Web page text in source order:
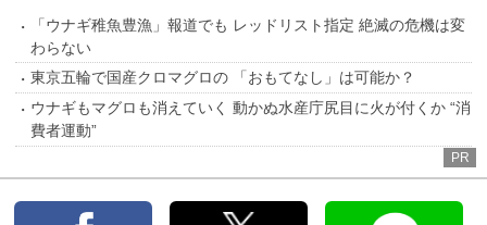
「ウナギ稚魚豊漁」報道でも レッドリスト指定 絶滅の危機は変
わらない
東京五輪で国産クロマグロの 「おもてなし」は可能か？
ウナギもマグロも消えていく 動かぬ水産庁尻目に火が付くか “消
費者運動”
PR